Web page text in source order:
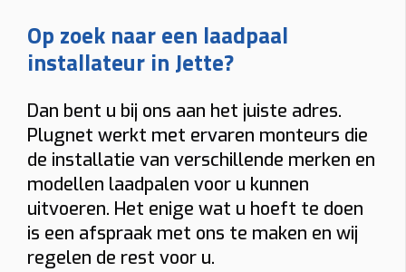
Op zoek naar een laadpaal
installateur in Jette?
Dan bent u bij ons aan het juiste adres.
Plugnet werkt met ervaren monteurs die
de installatie van verschillende merken en
modellen laadpalen voor u kunnen
uitvoeren. Het enige wat u hoeft te doen
is een afspraak met ons te maken en wij
regelen de rest voor u.